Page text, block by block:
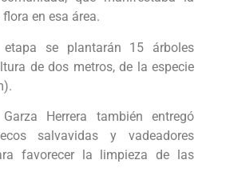
en esa área.
se plantarán 15 árboles
de dos metros, de la especie
Herrera también entregó
salvavidas y vadeadores
favorecer la limpieza de las